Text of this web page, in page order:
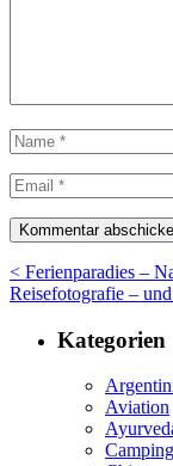
< Ferienparadies –
Reisefotografie –
Kategorien
Aviation
Camping